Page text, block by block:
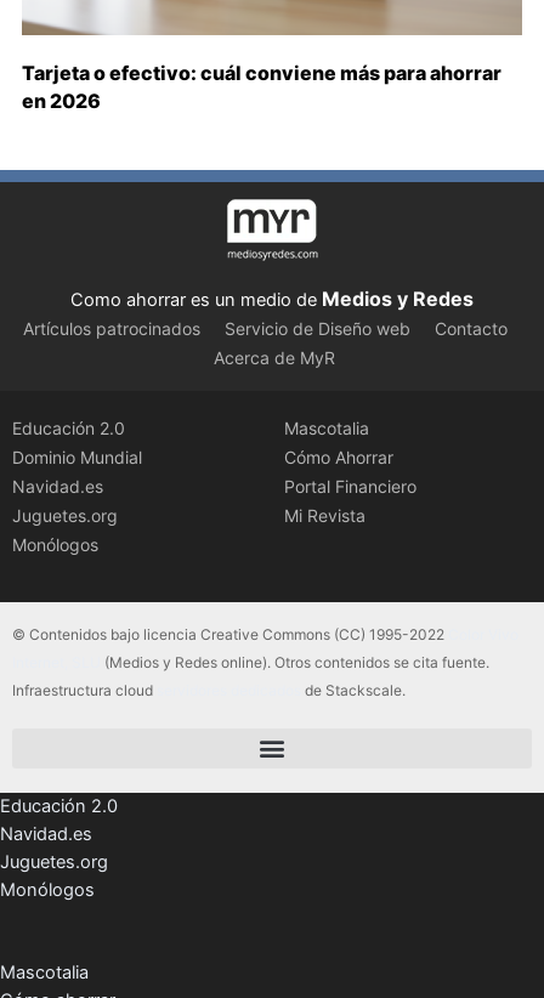
Tarjeta o efectivo: cuál conviene más para ahorrar
en 2026
Como ahorrar es un medio de Medios y Redes
Artículos patrocinados Servicio de Diseño web
Contacto
Acerca de MyR
Educación 2.0
Dominio Mundial
Navidad.es
Juguetes.org
Monólogos
Mascotalia
Cómo Ahorrar
Portal Financiero
Mi Revista
© Contenidos bajo licencia Creative Commons (CC) 1995-2022
(Medios y Redes online). Otros contenidos se cita fuente.
Infraestructura cloud
de Stackscale.
Educación 2.0
Navidad.es
Juguetes.org
Monólogos
Mascotalia